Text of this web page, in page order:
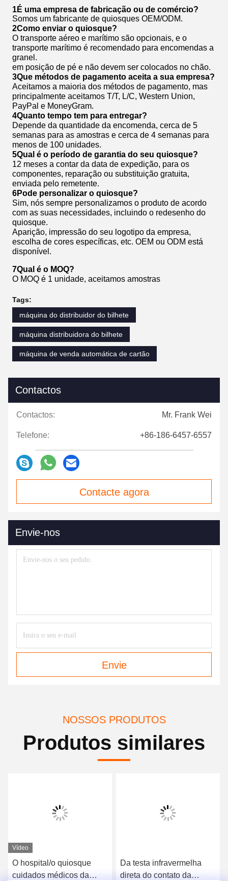
1É uma empresa de fabricação ou de comércio?
Somos um fabricante de quiosques OEM/ODM.
2Como enviar o quiosque?
O transporte aéreo e marítimo são opcionais, e o
transporte marítimo é recomendado para encomendas a
granel.
em posição de pé e não devem ser colocados no chão.
3Que métodos de pagamento aceita a sua empresa?
Aceitamos a maioria dos métodos de pagamento, mas
principalmente aceitamos T/T, L/C, Western Union,
PayPal e MoneyGram.
4Quanto tempo tem para entregar?
Depende da quantidade da encomenda, cerca de 5
semanas para as amostras e cerca de 4 semanas para
menos de 100 unidades.
5Qual é o período de garantia do seu quiosque?
12 meses a contar da data de expedição, para os
componentes, reparação ou substituição gratuita,
enviada pelo remetente.
6Pode personalizar o quiosque?
Sim, nós sempre personalizamos o produto de acordo
com as suas necessidades, incluindo o redesenho do
quiosque.
Aparição, impressão do seu logotipo da empresa,
escolha de cores específicas, etc. OEM ou ODM está
disponível.
7Qual é o MOQ?
O MOQ é 1 unidade, aceitamos amostras
Tags:
máquina do distribuidor do bilhete
máquina distribuidora do bilhete
máquina de venda automática de cartão
Contactos
Contactos: Mr. Frank Wei
Telefone: +86-186-6457-6557
Contacte agora
Envie-nos
Envie
NOSSOS PRODUTOS
Produtos similares
Vídeo
O hospital/o quiosque
cuidados médicos da
Da testa infravermelha
direta do contato da